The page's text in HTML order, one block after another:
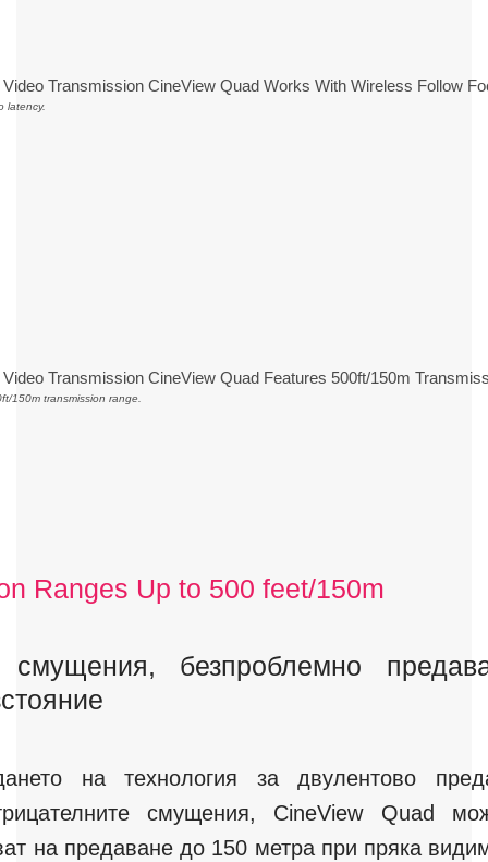
latency.
150m transmission range.
Ranges Up to 500 feet/150m
смущения, безпроблемно
на технология за двулентово
смущения, CineView Quad
на предаване до 150 метра при пряка